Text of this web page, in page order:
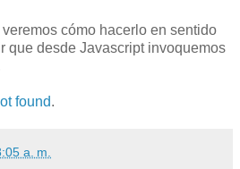
cómo hacerlo en sentido
que desde Javascript invoquemos
found.
a. m.